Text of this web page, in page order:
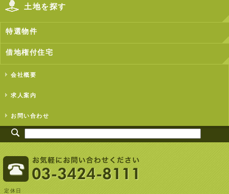
土地を探す
特選物件
借地権付住宅
会社概要
求人案内
お問い合わせ
定休日